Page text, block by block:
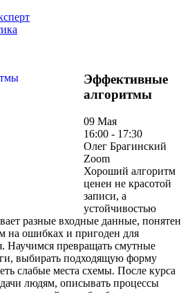
Эффективные
алгоритмы
09 Мая
16:00 - 17:30
Олег Брагинский
Zoom
Хороший алгоритм
ценен не красотой
записи, а
устойчивостью
разные входные данные, понятен
на ошибках и пригоден для
Научимся превращать смутные
выбирать подходящую форму
слабые места схемы. После курса
людям, описывать процессы